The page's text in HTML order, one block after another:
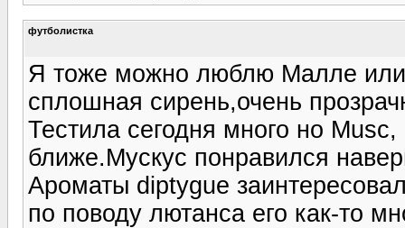
футболистка
Я тоже можно люблю Малле
сплошная сирень,очень
Тестила сегодня много но
ближе.Мускус понравился
Ароматы diptygue
по поводу лютанса его как-то